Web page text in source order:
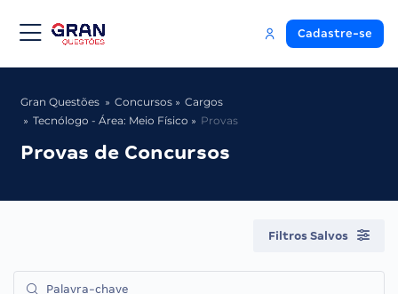
Cadastre-se
Gran Questões Concursos
Cargos
Tecnólogo - Área: Meio Físico
Provas
Provas de Concursos
Filtros Salvos